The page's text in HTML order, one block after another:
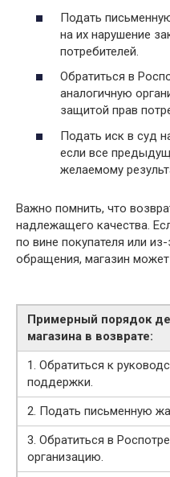
Подать
на их нарушение
потребителей.
Обратиться в
аналогичную
защитой прав
Подать иск в суд
если все
желаемому
Важно помнить, что
надлежащего качества.
по вине покупателя или
обращения, магазин может
Примерный порядок
магазина в возврате:
1. Обратиться к
поддержки.
2. Подать письменную
3. Обратиться в
организацию.